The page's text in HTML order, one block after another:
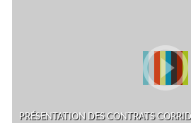
PRÉSENTATION DES CONTRATS